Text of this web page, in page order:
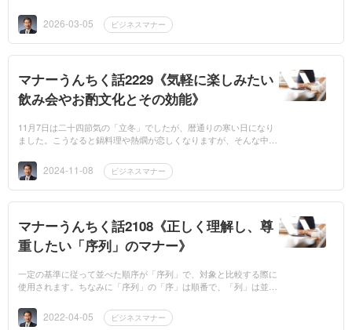
気のひとつ「啓蟄...
2026-03-05 ビジネスマナー
マナーうんちく話2229《気軽に楽しみたい
飲み会やお酌文化とその効能》
11月7日は二十四節気の「立冬」でしたが、暦通りの寒い日になり
ました。こうなると鍋料理や熱燗が恋しくなりますが、そんな中、
文化遺産に登録す...
2024-11-08 ビジネスマナー
マナーうんちく話2108《正しく理解し、尊
重したい「序列」のマナー》
一定の基準に従って並べた順序が「序列」で、対象と比較する際に
使用されます。ちなみに「序列」の「序」は順番で、「列」は並ぶ
つける際にはこ...
2022-04-05 ビジネスマナー